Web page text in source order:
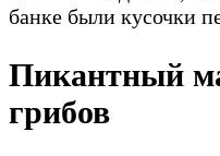
банке были кусочки
Пикантный
грибов